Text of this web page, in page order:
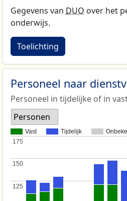
Gegevens van DUO over het
onderwijs.
Toelichting
Personeel naar
Personeel in tijdelijke of in
Personen
Vast Tijdelijk
125
125
150
150
175
175